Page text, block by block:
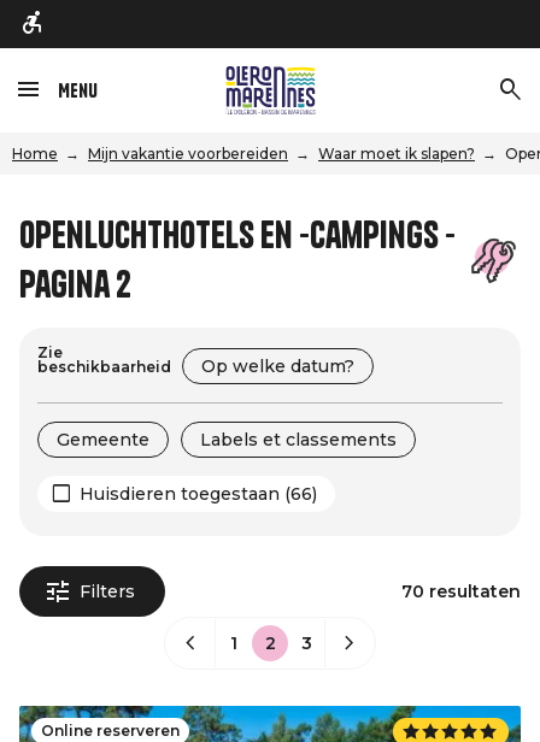
Menu
Home Mijn vakantie voorbereiden Waar moet ik slapen?
Openluchthotels en -campings -
Pagina 2
Zie
beschikbaarheid
Op welke datum?
Gemeente Labels et classements
Huisdieren toegestaan (66)
Filters 70 resultaten
1 2 3
Online reserveren